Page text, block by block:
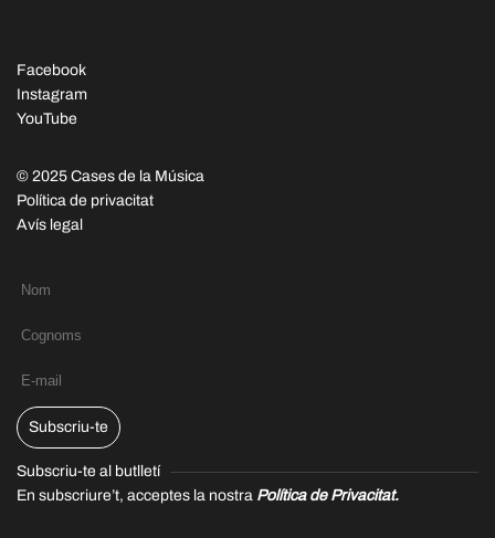
Facebook
Instagram
YouTube
© 2025 Cases de la Música
Política de privacitat
Avís legal
Subscriu-te
Subscriu-te al butlletí
En subscriure’t, acceptes la nostra Política de Privacitat.